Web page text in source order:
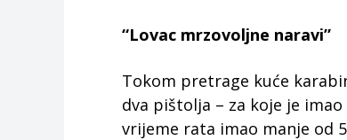
“Lovac mrzovoljne naravi”
Tokom pretrage kuće
dva pištolja – za koje je
vrijeme rata imao manje od